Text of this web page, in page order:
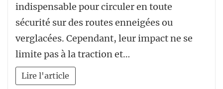
indispensable pour circuler en toute
sécurité sur des routes enneigées ou
verglacées. Cependant, leur impact ne se
limite pas à la traction et…
Lire l'article